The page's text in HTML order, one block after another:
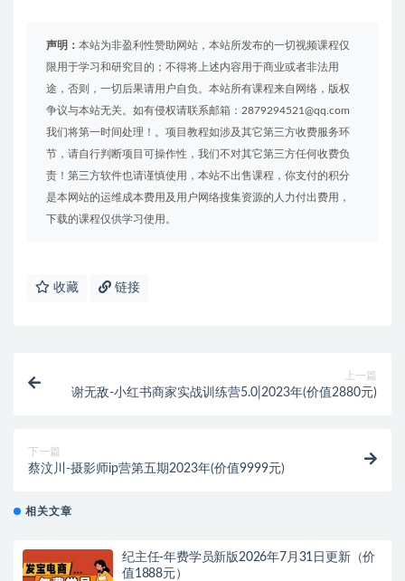
声明： 本站为非盈利性赞助网站，本站所发布的一切视频课程仅
限用于学习和研究目的；不得将上述内容用于商业或者非法用
途，否则，一切后果请用户自负。本站所有课程来自网络，版权
争议与本站无关。如有侵权请联系邮箱：2879294521@qq.com
我们将第一时间处理！。项目教程如涉及其它第三方收费服务环
节，请自行判断项目可操作性，我们不对其它第三方任何收费负
责！第三方软件也请谨慎使用，本站不出售课程，你支付的积分
是本网站的运维成本费用及用户网络搜集资源的人力付出费用，
下载的课程仅供学习使用。
收藏 链接
上一篇
谢无敌-小红书商家实战训练营5.0|2023年(价值2880元)
下一篇
蔡汶川-摄影师ip营第五期2023年(价值9999元)
相关文章
纪主任-年费学员新版2026年7月31日更新（价
值1888元）